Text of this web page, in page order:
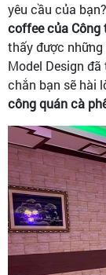
yêu cầu của
coffee của Công
thấy được
Model Design
chắn bạn sẽ hài
công quán cà